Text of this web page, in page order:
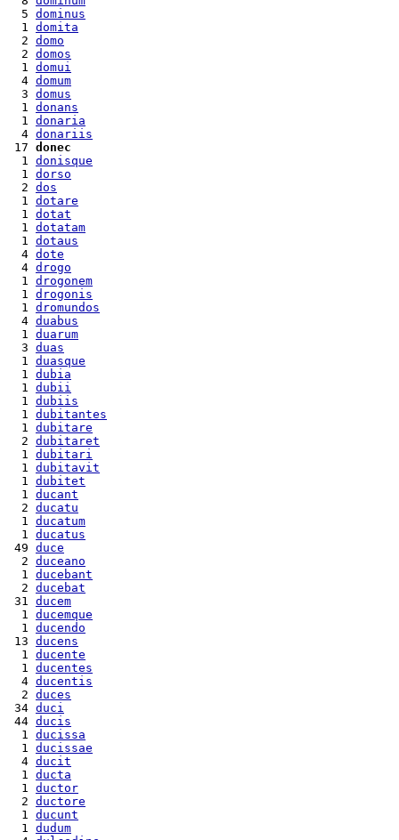
  5
dominus
  1
domita
  2
domo
  2
domos
  1
domui
  4
domum
  3
domus
  1
donans
  1
donaria
  4
donariis
17 donec
  1
donisque
  1
dorso
  2
dos
  1
dotare
  1
dotat
  1
dotatam
  1
dotaus
  4
dote
  4
drogo
  1
drogonem
  1
drogonis
  1
dromundos
  4
duabus
  1
duarum
  3
duas
  1
duasque
  1
dubia
  1
dubii
  1
dubiis
  1
dubitantes
  1
dubitare
  2
dubitaret
  1
dubitari
  1
dubitavit
  1
dubitet
  1
ducant
  2
ducatu
  1
ducatum
  1
ducatus
49 duce
  2
duceano
  1
ducebant
  2
ducebat
31 ducem
  1
ducemque
  1
ducendo
13 ducens
  1
ducente
  1
ducentes
  4
ducentis
  2
duces
34 duci
44 ducis
  1
ducissa
  1
ducissae
  4
ducit
  1
ducta
  1
ductor
  2
ductore
  1
ducunt
  1
dudum